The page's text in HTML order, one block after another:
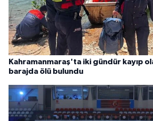
Kahramanmaraş'ta iki gündür kayıp
barajda ölü bulundu